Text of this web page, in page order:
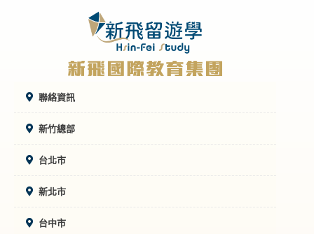
聯絡資訊
新竹總部
台北市
新北市
台中市